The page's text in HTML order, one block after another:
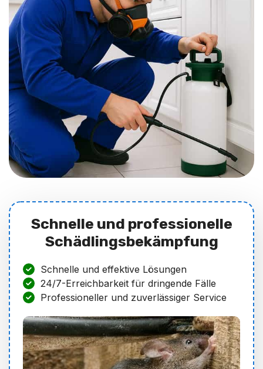
Schnelle und professionelle
Schädlingsbekämpfung
Schnelle und effektive Lösungen
24/7-Erreichbarkeit für dringende Fälle
Professioneller und zuverlässiger Service